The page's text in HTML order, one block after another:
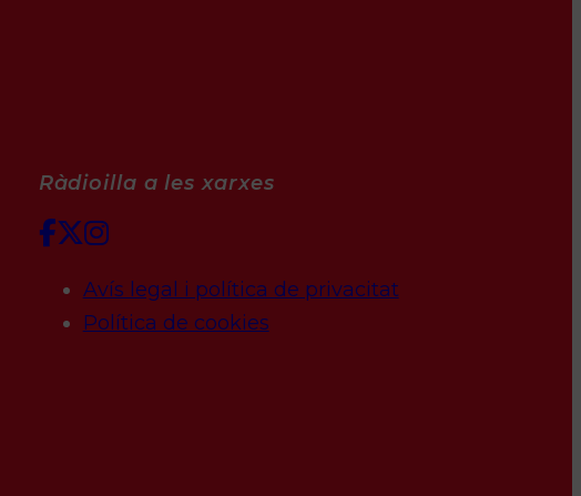
Ràdioilla a les xarxes
Avís legal i política de privacitat
Política de cookies